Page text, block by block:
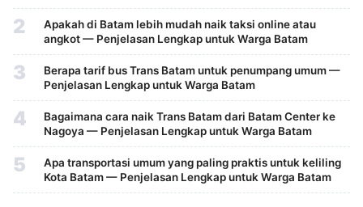
2
Apakah di Batam lebih mudah naik taksi online atau
angkot — Penjelasan Lengkap untuk Warga Batam
3
Berapa tarif bus Trans Batam untuk penumpang umum —
Penjelasan Lengkap untuk Warga Batam
4
Bagaimana cara naik Trans Batam dari Batam Center ke
Nagoya — Penjelasan Lengkap untuk Warga Batam
5
Apa transportasi umum yang paling praktis untuk keliling
Kota Batam — Penjelasan Lengkap untuk Warga Batam